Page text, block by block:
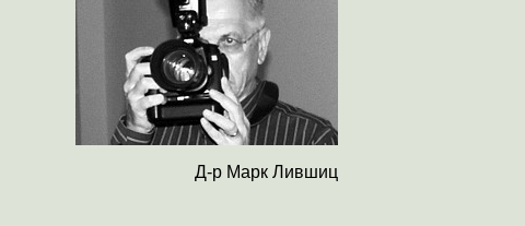
Д-р Марк Лившиц